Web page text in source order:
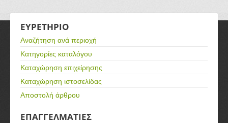
ΕΥΡΕΤΗΡΙΟ
Αναζήτηση ανά περιοχή
Κατηγορίες καταλόγου
Καταχώρηση επιχείρησης
Καταχώρηση ιστοσελίδας
Αποστολή άρθρου
ΕΠΑΓΓΕΛΜΑΤΙΕΣ